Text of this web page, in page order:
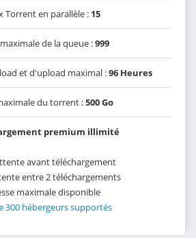
Torrent en parallèle : 15
de la queue :999
et d'upload maximal :96 Heures
du torrent :500 Go
premium illimité
avant téléchargement
entre 2 téléchargements
maximale disponible
300 hébergeurs supportés